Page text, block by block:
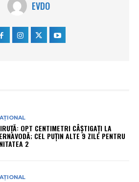
EVDO
OPT CENTIMETRI CÂȘTIGAȚI LA
CEL PUȚIN ALTE 9 ZILE PENTRU
2